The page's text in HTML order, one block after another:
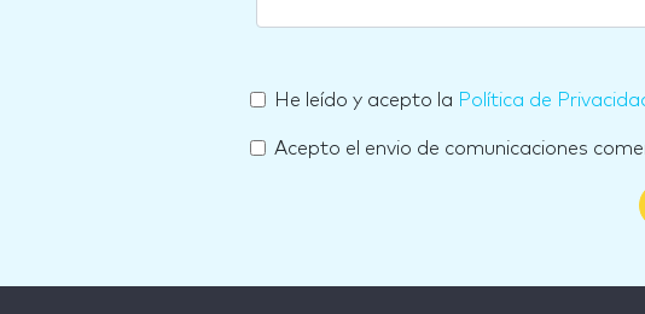
He leído y acepto la Política de
Acepto el envio de comunicaciones